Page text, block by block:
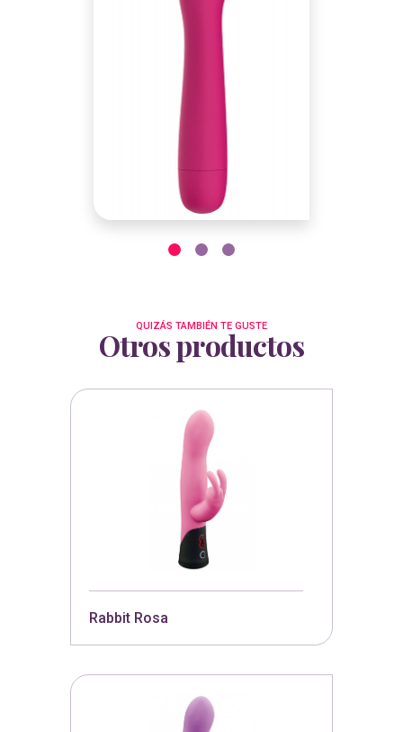
QUIZÁS TAMBIÉN TE GUSTE
Otros productos
Rabbit Rosa